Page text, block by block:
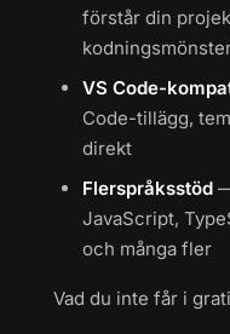
förstår din
VS Code-
Code-tillägg,
direkt
Flerspråksstöd
JavaScript,
och många fler
Vad du inte får i